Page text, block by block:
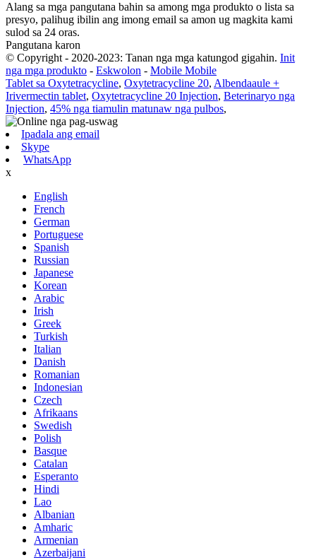
Alang sa mga pangutana bahin sa among mga produkto o lista sa
presyo, palihug ibilin ang imong email sa amon ug magkita kami
sulod sa 24 oras.
Pangutana karon
© Copyright - 2020-2023: Tanan nga mga katungod gigahin. Init
nga mga produkto - Eskwolon - Mobile Mobile
Tablet sa Oxytetracycline, Oxytetracycline 20, Albendaaule +
Irivermectin tablet, Oxytetracycline 20 Injection, Beterinaryo nga
Injection, 45% nga tiamulin matunaw nga pulbos,
Ipadala ang email
Skype
WhatsApp
x
English
French
German
Portuguese
Spanish
Russian
Japanese
Korean
Arabic
Irish
Greek
Turkish
Italian
Danish
Romanian
Indonesian
Czech
Afrikaans
Swedish
Polish
Basque
Catalan
Esperanto
Hindi
Lao
Albanian
Amharic
Armenian
Azerbaijani